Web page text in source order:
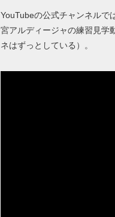
YouTubeの公式チャンネルで
宮アルディージャの練習見学
ネはずっとしている）。